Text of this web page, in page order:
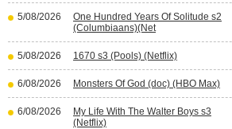
5/08/2026
One Hundred Years Of Solitude s2
(Columbiaans)(Net
5/08/2026 1670 s3 (Pools) (Netflix)
6/08/2026 Monsters Of God (doc) (HBO Max)
6/08/2026
My Life With The Walter Boys s3
(Netflix)